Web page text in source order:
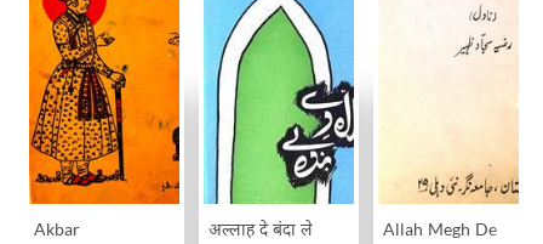
Akbar अल्लाह दे बंदा ले Allah Megh De